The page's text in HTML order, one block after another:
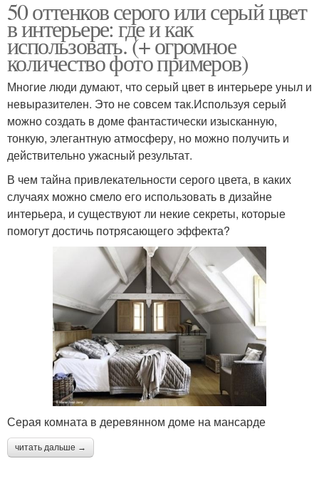
50 оттенков серого или серый цвет
в интерьере: где и как
использовать. (+ огромное
количество фото примеров)
Многие люди думают, что серый цвет в интерьере уныл и
невыразителен. Это не совсем так.Используя серый
можно создать в доме фантастически изысканную,
тонкую, элегантную атмосферу, но можно получить и
действительно ужасный результат.
В чем тайна привлекательности серого цвета, в каких
случаях можно смело его использовать в дизайне
интерьера, и существуют ли некие секреты, которые
помогут достичь потрясающего эффекта?
Серая комната в деревянном доме на мансарде
читать дальше →